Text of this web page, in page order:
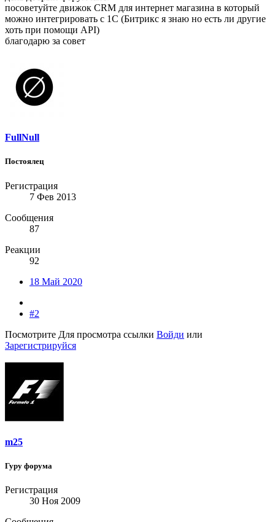
посоветуйте движок CRM для интернет магазина в который
можно интегрировать с 1С (Битрикс я знаю но есть ли другие
хоть при помощи API)
благодарю за совет
FullNull
Постоялец
Регистрация
7 Фев 2013
Сообщения
87
Реакции
92
18 Май 2020
#2
Посмотрите Для просмотра ссылки Войди или
Зарегистрируйся
m25
Гуру форума
Регистрация
30 Ноя 2009